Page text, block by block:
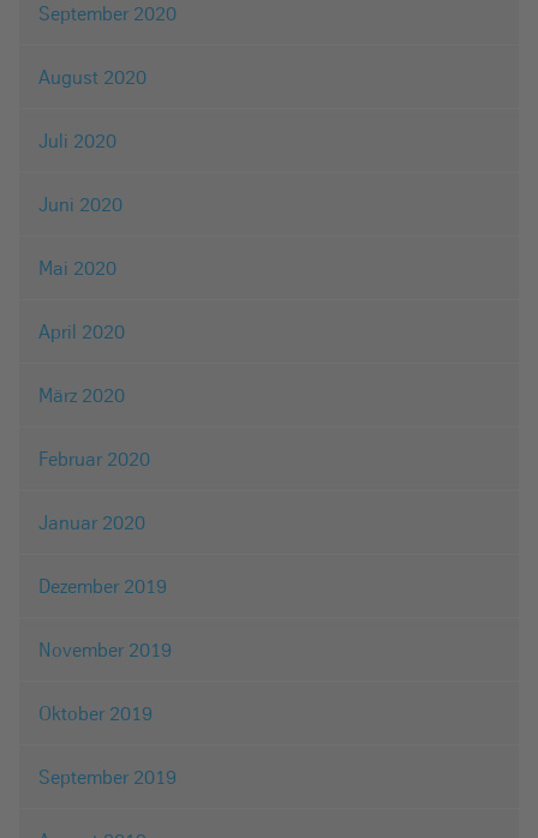
September 2020
August 2020
Juli 2020
Juni 2020
Mai 2020
April 2020
März 2020
Februar 2020
Januar 2020
Dezember 2019
November 2019
Oktober 2019
September 2019